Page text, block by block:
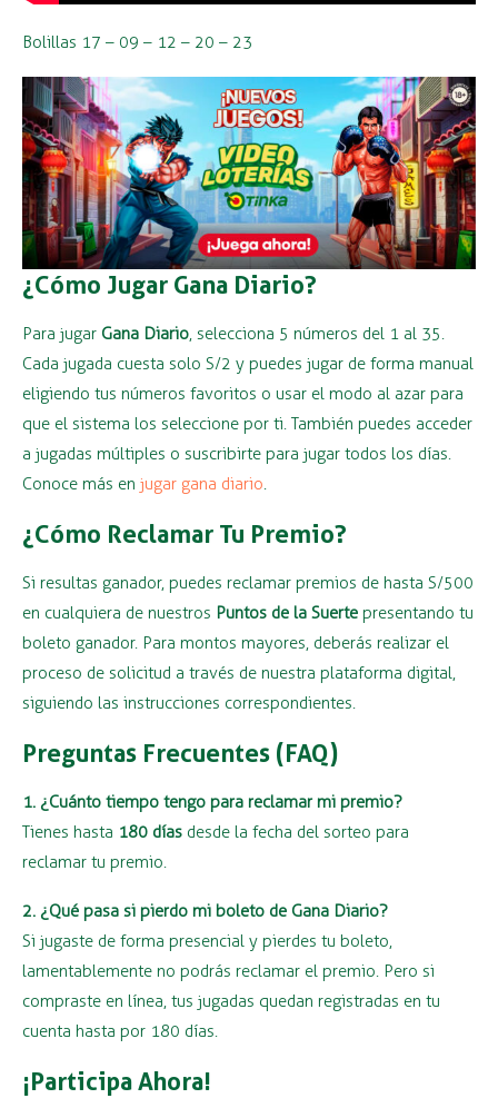
Bolillas 17 – 09 – 12 – 20 – 23
¿Cómo Jugar Gana Diario?
Para jugar Gana Diario, selecciona 5 números del 1 al 35.
Cada jugada cuesta solo S/2 y puedes jugar de forma manual
eligiendo tus números favoritos o usar el modo al azar para
que el sistema los seleccione por ti. También puedes acceder
a jugadas múltiples o suscribirte para jugar todos los días.
Conoce más en jugar gana diario.
¿Cómo Reclamar Tu Premio?
Si resultas ganador, puedes reclamar premios de hasta S/500
en cualquiera de nuestros Puntos de la Suerte presentando tu
boleto ganador. Para montos mayores, deberás realizar el
proceso de solicitud a través de nuestra plataforma digital,
siguiendo las instrucciones correspondientes.
Preguntas Frecuentes (FAQ)
1. ¿Cuánto tiempo tengo para reclamar mi premio?
Tienes hasta 180 días desde la fecha del sorteo para
reclamar tu premio.
2. ¿Qué pasa si pierdo mi boleto de Gana Diario?
Si jugaste de forma presencial y pierdes tu boleto,
lamentablemente no podrás reclamar el premio. Pero si
compraste en línea, tus jugadas quedan registradas en tu
cuenta hasta por 180 días.
¡Participa Ahora!